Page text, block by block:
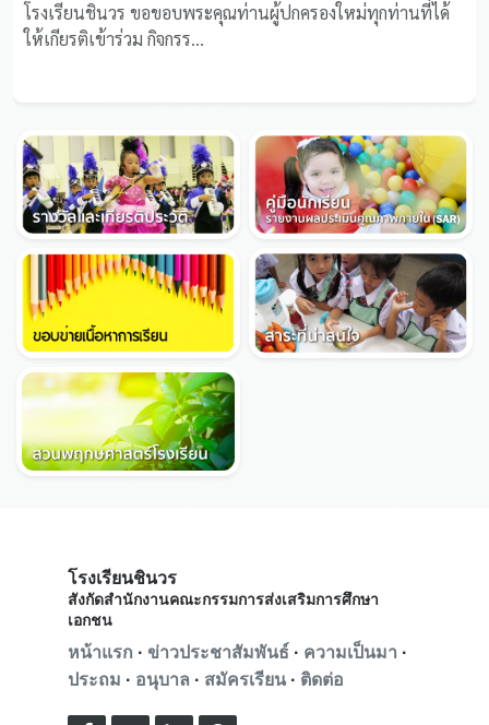
โรงเรียนชินวร ขอขอบพระคุณท่านผู้ปกครองใหม่ทุกท่านที่ได้
ให้เกียรติเข้าร่วม กิจกรร...
โรงเรียนชินวร
สังกัดสำนักงานคณะกรรมการส่งเสริมการศึกษา
เอกชน
หน้าแรก · ข่าวประชาสัมพันธ์ · ความเป็นมา ·
ประถม · อนุบาล · สมัครเรียน · ติดต่อ